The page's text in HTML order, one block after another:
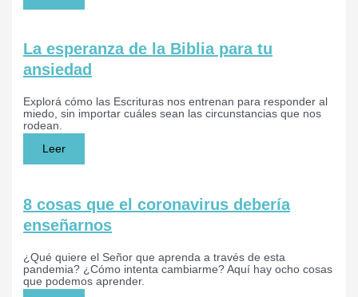
La esperanza de la Biblia para tu
ansiedad
Explorá cómo las Escrituras nos entrenan para responder al
miedo, sin importar cuáles sean las circunstancias que nos
rodean.
Leer
8 cosas que el coronavirus debería
enseñarnos
¿Qué quiere el Señor que aprenda a través de esta
pandemia? ¿Cómo intenta cambiarme? Aquí hay ocho cosas
que podemos aprender.